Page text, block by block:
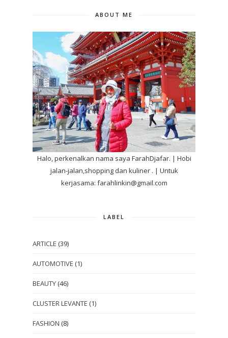
ABOUT ME
Halo, perkenalkan nama saya FarahDjafar. | Hobi
jalan-jalan,shopping dan kuliner . | Untuk
kerjasama: farahlinkin@gmail.com
LABEL
ARTICLE (39)
AUTOMOTIVE (1)
BEAUTY (46)
CLUSTER LEVANTE (1)
FASHION (8)